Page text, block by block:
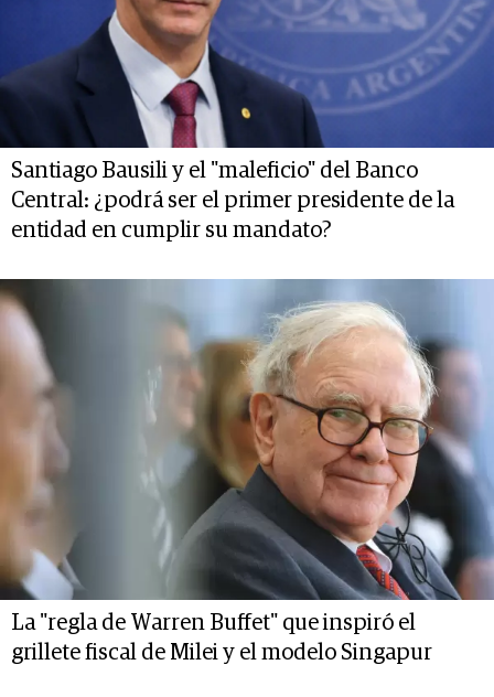
Santiago Bausili y el "maleficio" del Banco
Central: ¿podrá ser el primer presidente de la
entidad en cumplir su mandato?
La "regla de Warren Buffet" que inspiró el
grillete fiscal de Milei y el modelo Singapur